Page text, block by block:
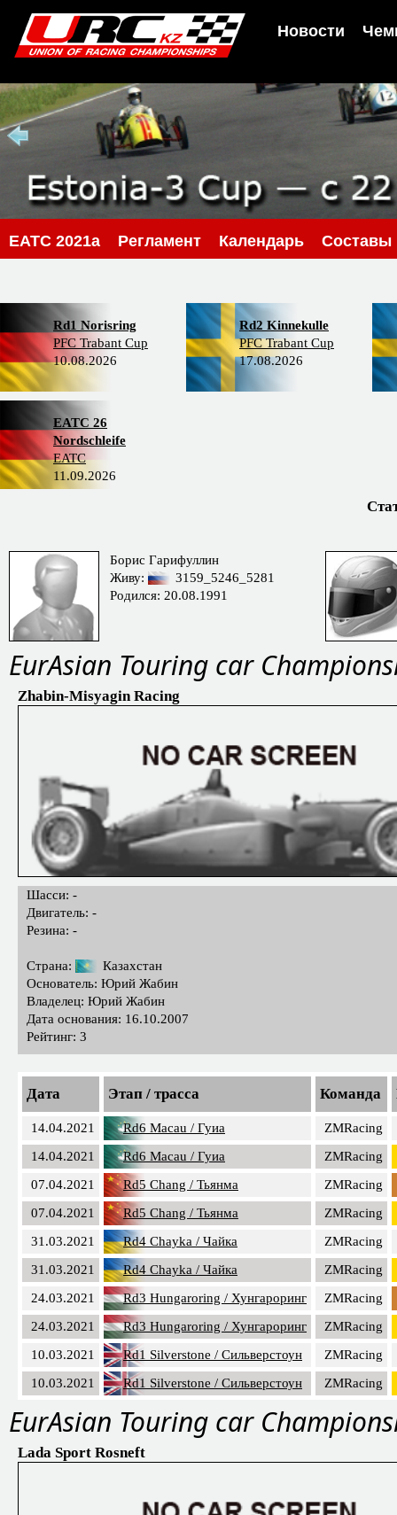
Новости
EATC 2021a Регламент Календарь Составы
Rd1 Norisring
PFC Trabant Cup
10.08.2026
Rd2 Kinnekulle
PFC Trabant Cup
17.08.2026
EATC 26
Nordschleife
EATC
11.09.2026
Борис Гарифуллин
Живу:
3159_5246_5281
Родился: 20.08.1991
EurAsian Touring car
Zhabin-Misyagin Racing
Шасси: -
Двигатель: -
Резина: -
Страна:
Казахстан
Основатель: Юрий Жабин
Владелец: Юрий Жабин
Дата основания: 16.10.2007
Рейтинг: 3
Дата Этап / трасса Команда
14.04.2021 Rd6 Macau / Гуиа
ZMRacing
14.04.2021
Rd6 Macau / Гуиа
ZMRacing
07.04.2021
Rd5 Chang / Тьянма
ZMRacing
07.04.2021
Rd5 Chang / Тьянма
ZMRacing
31.03.2021
Rd4 Chayka / Чайка
ZMRacing
31.03.2021
Rd4 Chayka / Чайка
ZMRacing
24.03.2021
Rd3 Hungaroring / Хунгароринг
ZMRacing
24.03.2021
Rd3 Hungaroring / Хунгароринг
ZMRacing
10.03.2021
Rd1 Silverstone / Сильверстоун
ZMRacing
10.03.2021
Rd1 Silverstone / Сильверстоун ZMRacing
EurAsian Touring car
Lada Sport Rosneft